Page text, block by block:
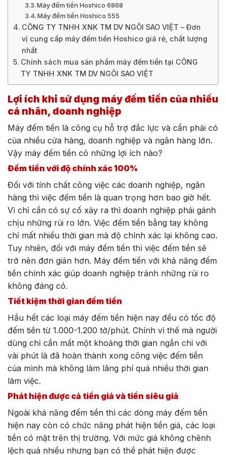
Máy đếm tiền Hoshico 6868
Máy đếm tiền Hoshico 555
CÔNG TY TNHH XNK TM DV NGÔI SAO VIỆT – Đơn
vị cung cấp máy đếm tiền Hoshico giá rẻ, chất lượng
nhất
Chính sách mua sản phẩm máy đếm tiền tại CÔNG
TY TNHH XNK TM DV NGÔI SAO VIỆT
Lợi ích khi sử dụng máy đếm tiền của nhiều
cá nhân, doanh nghiệp
Máy đếm tiền là công cụ hỗ trợ đắc lực và cần phải có
của nhiều cửa hàng, doanh nghiệp và ngân hàng lớn.
Vậy máy đếm tiền có những lợi ích nào?
Đếm tiền với độ chính xác 100%
Đối với tính chất công việc các doanh nghiệp, ngân
hàng thì việc đếm tiền là quan trọng hơn bao giờ hết.
Vì chỉ cần có sự cố xảy ra thì doanh nghiệp phải gánh
chịu những rủi ro lớn. Việc đếm tiền bằng tay không
chỉ mất nhiều thời gian mà độ chính xác lại không cao.
Tuy nhiên, đối với máy đếm tiền thì việc đếm tiền sẽ
trở nên đơn giản hơn. Máy đếm tiền với khả năng đếm
tiền chính xác giúp doanh nghiệp tránh những rủi ro
không đáng có.
Tiết kiệm thời gian đếm tiền
Hầu hết các loại máy đếm tiền hiện nay đều có tốc độ
đếm tiền từ 1.000-1.200 tờ/phút. Chính vì thế mà người
dùng chỉ cần mất một khoảng thời gian ngắn chỉ với
vài phút là đã hoàn thành xong công việc đếm tiền
của mình mà không làm lãng phí quá nhiều thời gian
làm việc.
Phát hiện được cả tiền giả và tiền siêu giả
Ngoài khả năng đếm tiền thì các dòng máy đếm tiền
hiện nay còn có chức năng phát hiện tiền giả, các loại
tiền có mặt trên thị trường. Với mức giá không chênh
lệch quá nhiều nhưng bạn có thể phát hiện được